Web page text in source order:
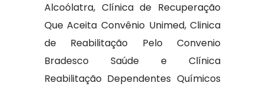
Alcoólatra, Clínica de Recuperação
Que Aceita Convênio Unimed, Clinica
de Reabilitação Pelo Convenio
Bradesco Saúde e Clínica
Reabilitação Dependentes Químicos